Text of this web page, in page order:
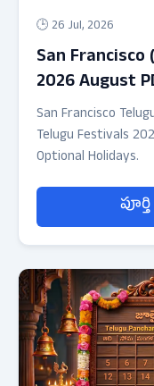
🕒 26 Jul, 2026
San Francisco
2026 August
San Francisco
Telugu Festivals
Optional Holidays.